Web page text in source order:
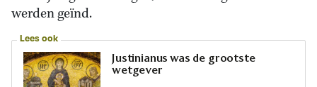
werden geïnd.
Lees ook
Justinianus was de grootste
wetgever